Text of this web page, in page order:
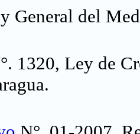
General del
1320, Ley de
.